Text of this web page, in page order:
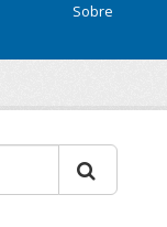
Sobre